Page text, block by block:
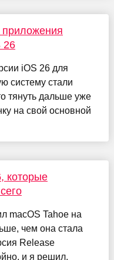
приложения
26
iOS 26 для
систему стали
тянуть дальше уже
на свой основной
которые
macOS Tahoe на
чем она стала
Release
и я решил,